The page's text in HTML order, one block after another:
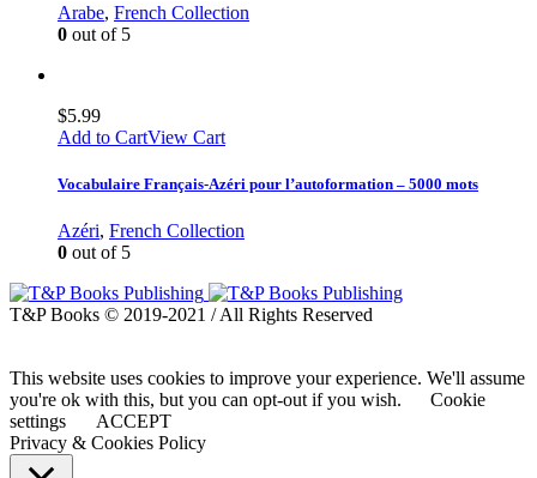
Arabe, French Collection
0 out of 5
$5.99
Add to CartView Cart
Vocabulaire Français-Azéri pour l’autoformation – 5000 mots
Azéri, French Collection
0 out of 5
T&P Books © 2019-2021 / All Rights Reserved
This website uses cookies to improve your experience. We'll assume
you're ok with this, but you can opt-out if you wish.
Cookie
settings
ACCEPT
Privacy & Cookies Policy